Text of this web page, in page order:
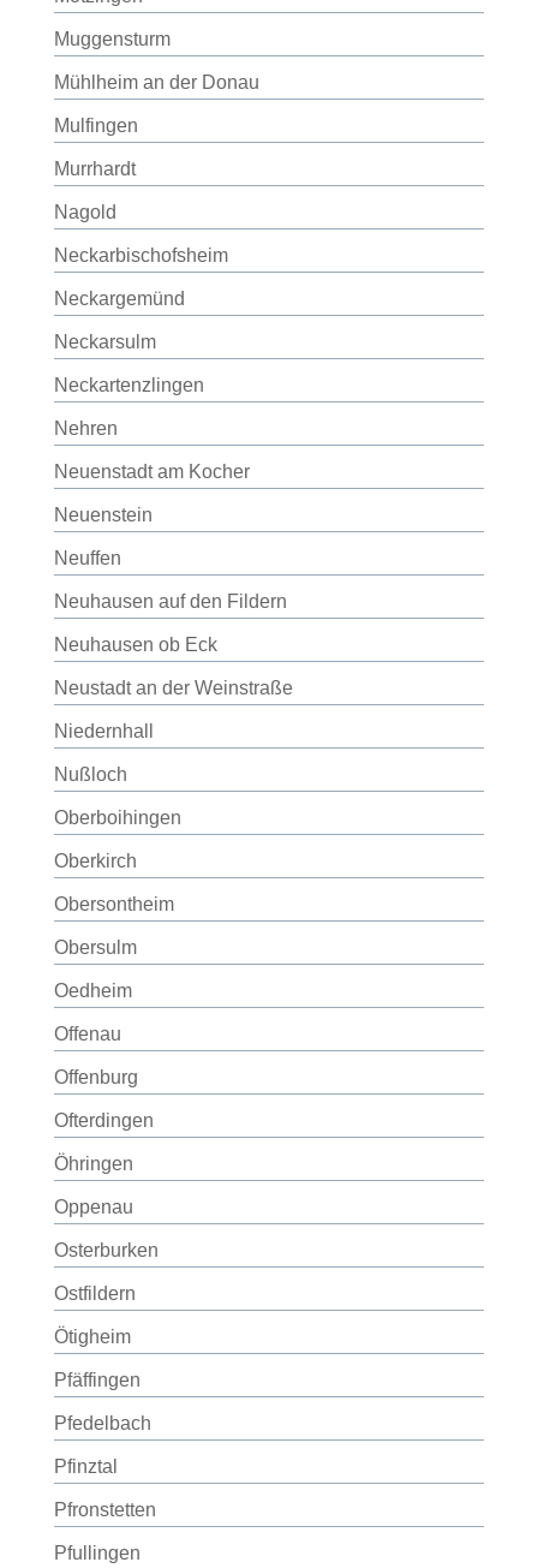
Muggensturm
Mühlheim an der Donau
Mulfingen
Murrhardt
Nagold
Neckarbischofsheim
Neckargemünd
Neckarsulm
Neckartenzlingen
Nehren
Neuenstadt am Kocher
Neuenstein
Neuffen
Neuhausen auf den Fildern
Neuhausen ob Eck
Neustadt an der Weinstraße
Niedernhall
Nußloch
Oberboihingen
Oberkirch
Obersontheim
Obersulm
Oedheim
Offenau
Offenburg
Ofterdingen
Öhringen
Oppenau
Osterburken
Ostfildern
Ötigheim
Pfäffingen
Pfedelbach
Pfinztal
Pfronstetten
Pfullingen